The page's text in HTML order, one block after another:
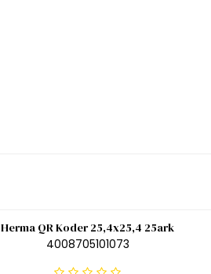
Herma QR Koder 25,4x25,4 25ark
4008705101073